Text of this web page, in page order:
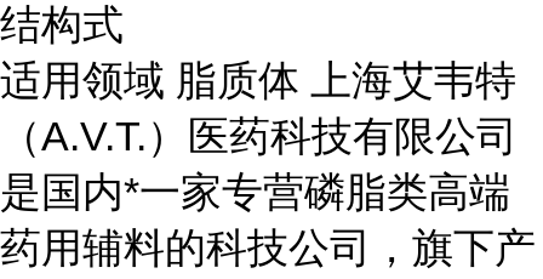
结构式
适用领域 脂质体 上海艾韦特
（A.V.T.）医药科技有限公司
是国内*一家专营磷脂类高端
药用辅料的科技公司，旗下产